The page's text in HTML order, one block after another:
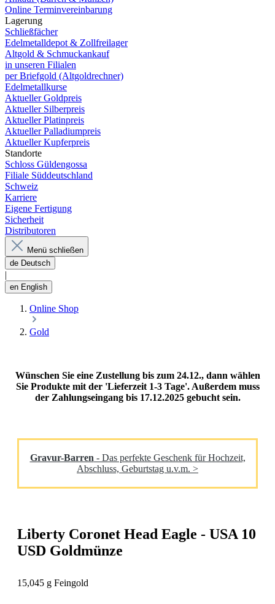
Online Terminvereinbarung
Lagerung
Schließfächer
Edelmetalldepot & Zollfreilager
Altgold & Schmuckankauf
in unseren Filialen
per Briefgold (Altgoldrechner)
Edelmetallkurse
Aktueller Goldpreis
Aktueller Silberpreis
Aktueller Platinpreis
Aktueller Palladiumpreis
Aktueller Kupferpreis
Standorte
Schloss Güldengossa
Filiale Süddeutschland
Schweiz
Karriere
Eigene Fertigung
Sicherheit
Distributoren
Menü schließen
de Deutsch
en English
Online Shop
Gold
Wünschen Sie eine Zustellung bis zum 24.12., dann wählen
Sie Produkte mit der 'Lieferzeit 1-3 Tage'. Außerdem muss
der Zahlungseingang bis 17.12.2025 gebucht sein.
Gravur-Barren - Das perfekte Geschenk für Hochzeit,
Abschluss, Geburtstag u.v.m. >
Liberty Coronet Head Eagle - USA 10
USD Goldmünze
15,045 g Feingold